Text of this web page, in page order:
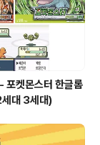
켓몬스터 한글롬
대 3세대)